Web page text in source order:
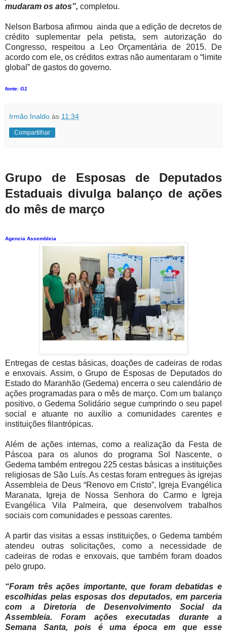
mudaram os atos”, completou.
Nelson Barbosa afirmou ainda que a edição de decretos de
crédito suplementar pela petista, sem autorização do
Congresso, respeitou a Leo Orçamentária de 2015. De
acordo com ele, os créditos extras não aumentaram o “limite
global” de gastos do governo.
fonte: G1
Irmão Inaldo às 11:34
Compartilhar
Grupo de Esposas de Deputados
Estaduais divulga balanço de ações
do mês de março
Agencia Assembleia
Entregas de cestas básicas, doações de cadeiras de rodas
e enxovais. Assim, o Grupo de Esposas de Deputados do
Estado do Maranhão (Gedema) encerra o seu calendário de
ações programadas para o mês de março. Com um balanço
positivo, o Gedema Solidário segue cumprindo o seu papel
social e atuante no auxílio a comunidades carentes e
instituições filantrópicas.
Além de ações internas, como a realização da Festa de
Páscoa para os alunos do programa Sol Nascente, o
Gedema também entregou 225 cestas básicas a instituições
religiosas de São Luís. As cestas foram entregues às igrejas
Assembleia de Deus “Renovo em Cristo”, Igreja Evangélica
Maranata, Igreja de Nossa Senhora do Carmo e Igreja
Evangélica Vila Palmeira, que desenvolvem trabalhos
sociais com comunidades e pessoas carentes.
A partir das visitas a essas instituições, o Gedema também
atendeu outras solicitações, como a necessidade de
cadeiras de rodas e enxovais, que também foram doados
pelo grupo.
“Foram três ações importante, que foram debatidas e
escolhidas pelas esposas dos deputados, em parceria
com a Diretoria de Desenvolvimento Social da
Assembleia. Foram ações executadas durante a
Semana Santa, pois é uma época em que esse